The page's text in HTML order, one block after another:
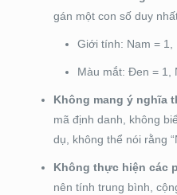
gán một con số duy
Giới tính: Nam = 1,
Màu mắt: Đen = 1,
Không mang ý nghĩa
mã định danh, không
dụ, không thể nói rằng
Không thực hiện các
nên tính trung bình,